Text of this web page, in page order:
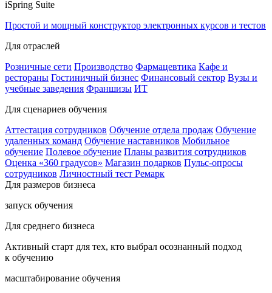
iSpring Suite
Простой и мощный конструктор электронных курсов и тестов
Для отраслей
Розничные сети Производство Фармацевтика Кафе и
рестораны Гостиничный бизнес Финансовый сектор Вузы и
учебные заведения Франшизы ИТ
Для сценариев обучения
Аттестация сотрудников Обучение отдела продаж Обучение
удаленных команд Обучение наставников Мобильное
обучение Полевое обучение Планы развития сотрудников
Оценка «360 градусов» Магазин подарков Пульс-опросы
сотрудников Личностный тест Ремарк
Для размеров бизнеса
запуск обучения
Для среднего бизнеса
Активный старт для тех, кто выбрал осознанный подход
к обучению
масштабирование обучения